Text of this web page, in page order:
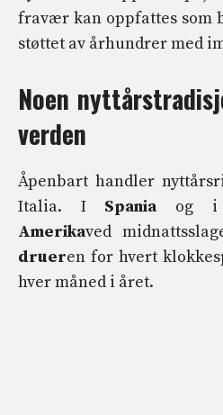
fravær kan oppfattes som
støttet av århundrer med
Noen
verden
Åpenbart handler
Italia. I Spania og i
Amerikaved
drueren for hvert
hver måned i året.